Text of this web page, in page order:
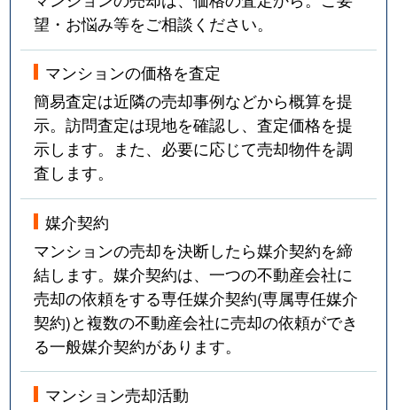
望・お悩み等をご相談ください。
マンションの価格を査定
簡易査定は近隣の売却事例などから概算を提
示。訪問査定は現地を確認し、査定価格を提
示します。また、必要に応じて売却物件を調
査します。
媒介契約
マンションの売却を決断したら媒介契約を締
結します。媒介契約は、一つの不動産会社に
売却の依頼をする専任媒介契約(専属専任媒介
契約)と複数の不動産会社に売却の依頼ができ
る一般媒介契約があります。
マンション売却活動